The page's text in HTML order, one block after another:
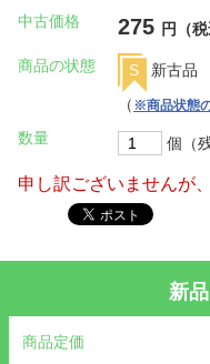
中古価格 275 円（税
商品の状態 S
新古品
（ ※商品状態
数量
個（
申し訳ございませんが
新
商品定価